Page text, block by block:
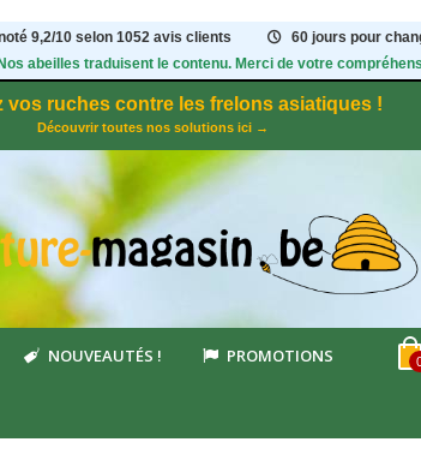
9,2/10 selon 1052avis clients 60 jours pour
abeilles traduisent le contenu. Merci de votre
vos ruches contre les frelons asiatiques !
Découvrir toutes nos solutions ici →
NOUVEAUTÉS ! PROMOTIONS